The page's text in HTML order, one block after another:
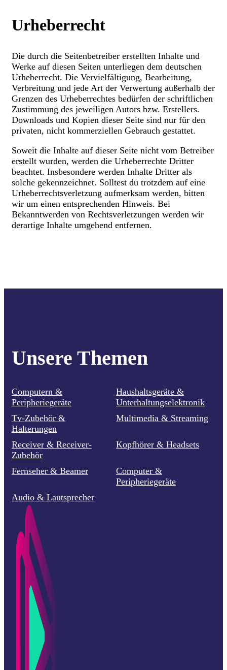
Urheberrecht
Die durch die Seitenbetreiber erstellten Inhalte und
Werke auf diesen Seiten unterliegen dem deutschen
Urheberrecht. Die Vervielfältigung, Bearbeitung,
Verbreitung und jede Art der Verwertung außerhalb der
Grenzen des Urheberrechtes bedürfen der schriftlichen
Zustimmung des jeweiligen Autors bzw. Erstellers.
Downloads und Kopien dieser Seite sind nur für den
privaten, nicht kommerziellen Gebrauch gestattet.
Soweit die Inhalte auf dieser Seite nicht vom Betreiber
erstellt wurden, werden die Urheberrechte Dritter
beachtet. Insbesondere werden Inhalte Dritter als
solche gekennzeichnet. Solltest du trotzdem auf eine
Urheberrechtsverletzung aufmerksam werden, bitten
wir um einen entsprechenden Hinweis. Bei
Bekanntwerden von Rechtsverletzungen werden wir
derartige Inhalte umgehend entfernen.
Unsere Themen
Computern &
Peripheriegeräte
Haushaltsgeräte &
Unterhaltungselektronik
Tv-Zubehör &
Halterungen
Multimedia & Streaming
Receiver & Receiver-
Zubehör
Kopfhörer & Headsets
Fernseher & Beamer
Computer &
Peripheriegeräte
Audio & Lautsprecher